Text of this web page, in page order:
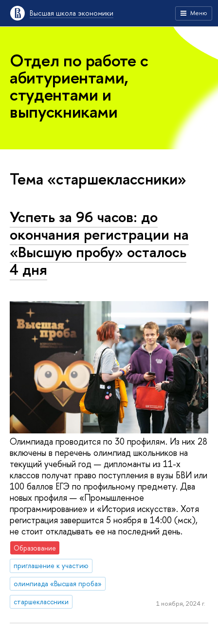
Высшая школа экономики Меню
Отдел по работе с
абитуриентами,
студентами и
выпускниками
Тема «старшеклассники»
Успеть за 96 часов: до
окончания регистрации на
«Высшую пробу» осталось
4 дня
Олимпиада проводится по 30 профилям. Из них 28
включены в перечень олимпиад школьников на
текущий учебный год — дипломанты из 11-х
классов получат право поступления в вузы БВИ или
100 баллов ЕГЭ по профильному предмету. Два
новых профиля — «Промышленное
программирование» и «История искусств». Хотя
регистрация завершится 5 ноября в 14:00 (мск),
не стоит откладывать ее на последний день.
Образование
приглашение к участию
олимпиада «Высшая проба»
старшеклассники
1 ноября, 2024 г.